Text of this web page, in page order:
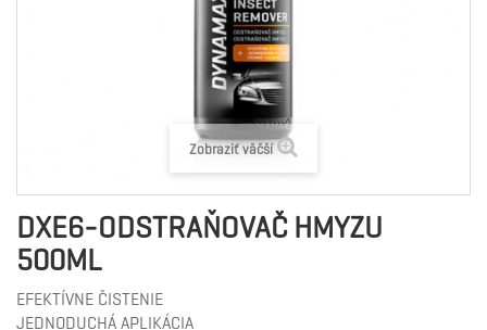
Zobraziť väčší
DXE6-ODSTRAŇOVAČ HMYZU
500ML
EFEKTÍVNE ČISTENIE
JEDNODUCHÁ APLIKÁCIA